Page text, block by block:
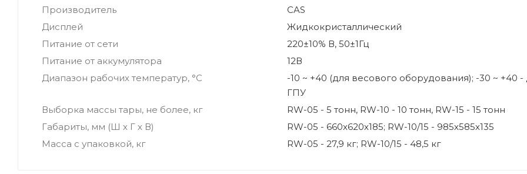
Производитель
CAS
Дисплей
Жидкокристаллический
Питание от сети
220±10% В, 50±1Гц
Питание от аккумулятора
12В
Диапазон рабочих температур, °С
-10 ~ +40 (для весового оборудования); -30 ~ +40 -
ГПУ
Выборка массы тары, не более, кг
RW-05 - 5 тонн, RW-10 - 10 тонн, RW-15 - 15 тонн
Габариты, мм (Ш х Г х В)
RW-05 - 660х620х185; RW-10/15 - 985х585х135
Масса с упаковкой, кг
RW-05 - 27,9 кг; RW-10/15 - 48,5 кг